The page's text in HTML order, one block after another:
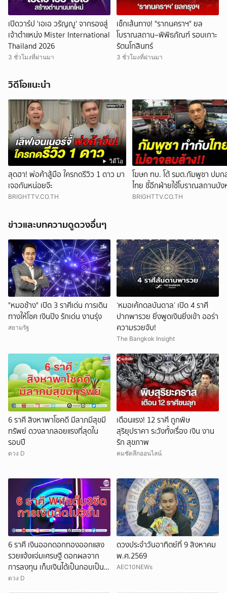
เปิดวาร์ป 'เอเอ วรัญญู' จากรองสู่
เจ้าตำแหน่ง Mister International
Thailand 2026
3 ชั่วโมงที่ผ่านมา
เช็กเส้นทาง! "รากนคราฯ" ยล
โบราณสถาน–พิพิธภัณฑ์ รอบเกาะ
รัตนโกสินทร์
3 ชั่วโมงที่ผ่านมา
วิดีโอแนะนำ
วิดีโอ
สุดฮา! พ่อค้าสู้มือ ใครกดรีวิว 1 ดาว มา
เจอกันหน่อยจ๊ะ
BRIGHTTV.CO.TH
โฆษก ทบ. โต้ รมต.กัมพูชา ปมก
ไทย ชี้อีกฝ่ายใช้โบราณสถานบัง
BRIGHTTV.CO.TH
ข่าวและบทความดูดวงอื่นๆ
"หมอช้าง" เปิด 3 ราศีเด่น การเดิน
ทางให้โชค เงินปัง รักเด่น งานรุ่ง
สยามรัฐ
‘หมอเค้กดลบันดาล’ เปิด 4 ราศี
ปากพารวย ยิ่งพูดเงินยิ่งเข้า ออร่า
ความรวยจับ!
The Bangkok Insight
6 ราศี สิงหาพาโชคดี มีลาภมีสุขมี
ทรัพย์ ดวงลาภลอยแรงที่สุดใน
รอบปี
ดวง D
เตือนแรง! 12 ราศี ถูกพิษ
สุริยุปราคา ระวังทั้งเรื่อง เงิน งาน
รัก สุขภาพ
คมชัดลึกออนไลน์
6 ราศี เงินออกดอกทองออกแสง
รวยแจ้งแจ่มเศรษฐี ดอกผลจาก
การลงทุน เก็บเงินได้เป็นกอบเป็น
กำ
ดวง D
ดวงประจำวันอาทิตย์ที่ 9 สิงหาคม
พ.ศ.2569
AEC10NEWs